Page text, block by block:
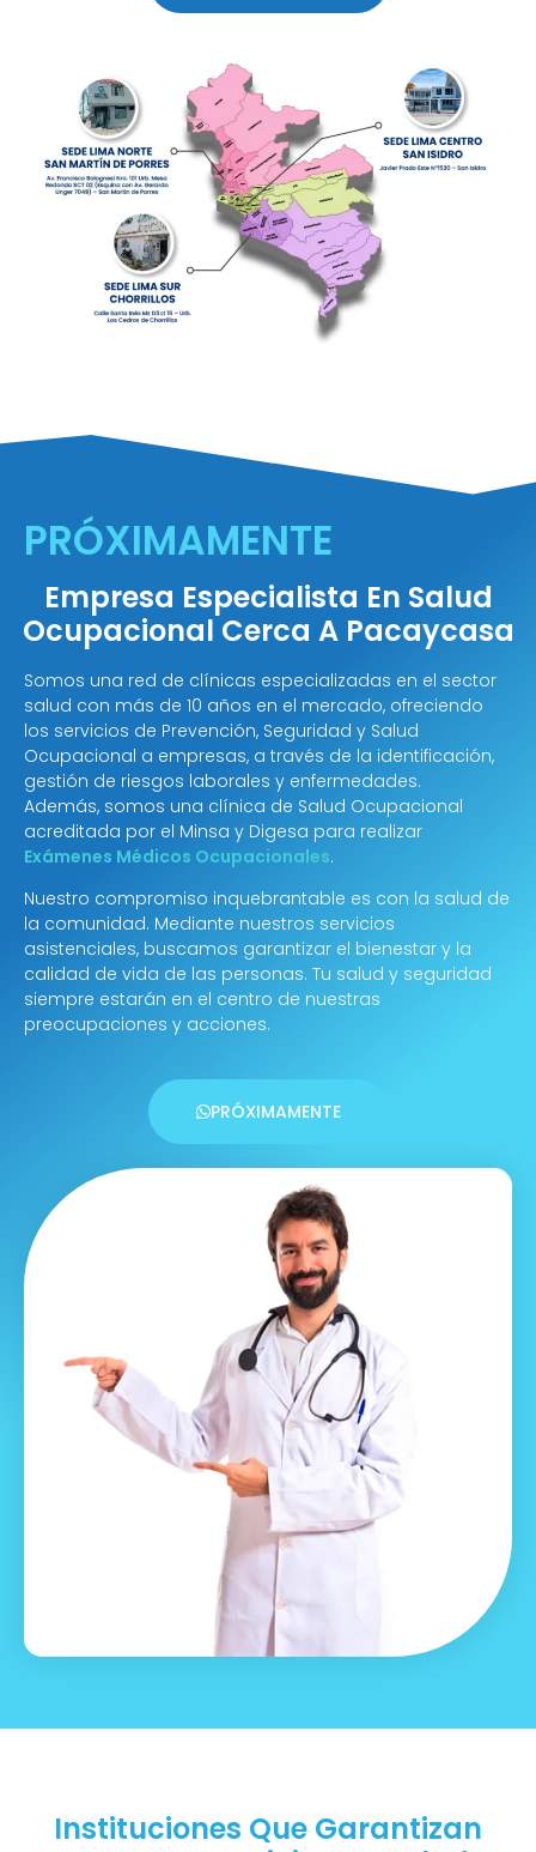
PRÓXIMAMENTE
Empresa Especialista En Salud
Ocupacional Cerca A Pacaycasa
Somos una red de clínicas especializadas en el sector
salud con más de 10 años en el mercado, ofreciendo
los servicios de Prevención, Seguridad y Salud
Ocupacional a empresas, a través de la identificación,
gestión de riesgos laborales y enfermedades.
Además, somos una clínica de Salud Ocupacional
acreditada por el Minsa y Digesa para realizar
Exámenes Médicos Ocupacionales.
Nuestro compromiso inquebrantable es con la salud de
la comunidad. Mediante nuestros servicios
asistenciales, buscamos garantizar el bienestar y la
calidad de vida de las personas. Tu salud y seguridad
siempre estarán en el centro de nuestras
preocupaciones y acciones.
PRÓXIMAMENTE
Instituciones Que Garantizan